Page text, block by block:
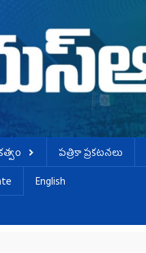
పత్రికా ప్రకటనలు
English